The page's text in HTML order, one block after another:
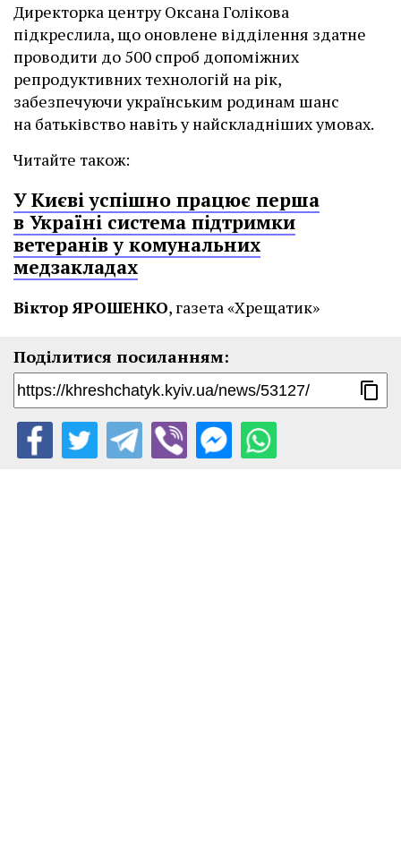
Директорка центру Оксана Голікова
підкреслила, що оновлене відділення здатне
проводити до 500 спроб допоміжних
репродуктивних технологій на рік,
забезпечуючи українським родинам шанс
на батьківство навіть у найскладніших умовах.
Читайте також:
У Києві успішно працює перша
в Україні система підтримки
ветеранів у комунальних
медзакладах
Віктор ЯРОШЕНКО, газета «Хрещатик»